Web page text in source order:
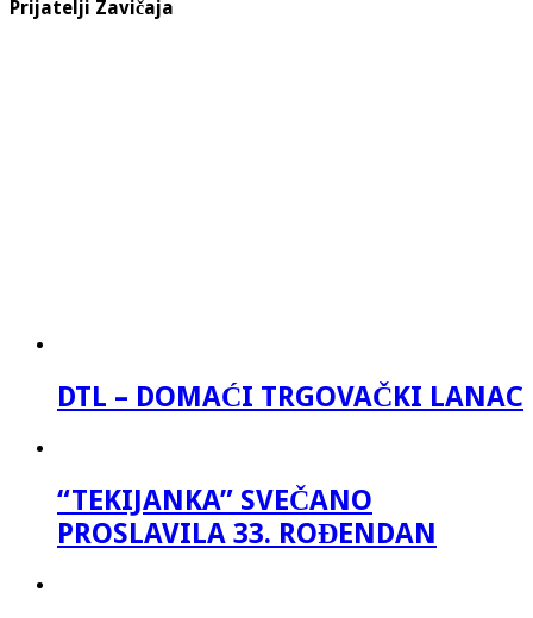
Prijatelji Zavičaja
DTL – DOMAĆI TRGOVAČKI LANAC
“TEKIJANKA” SVEČANO
PROSLAVILA 33. ROĐENDAN